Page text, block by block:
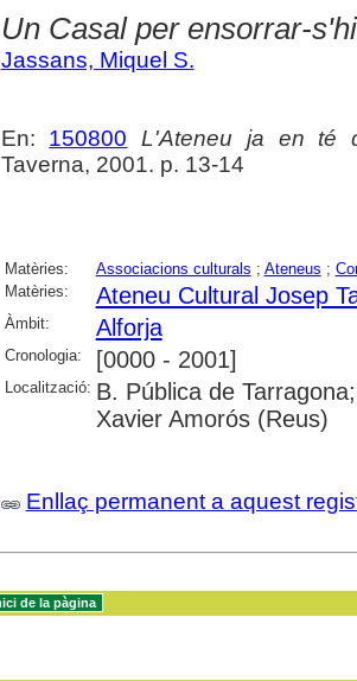
Un Casal per ensorrar-s'hi
Jassans, Miquel S.
En: 150800
L'Ateneu ja en té
Taverna, 2001. p. 13-14
Matèries: Associacions culturals ; Ateneus ;
Matèries:
Ateneu Cultural Josep
Àmbit: Alforja
Cronologia: [0000 - 2001]
Localització: B. Pública de
Xavier Amorós (Reus)
Enllaç permanent a aquest